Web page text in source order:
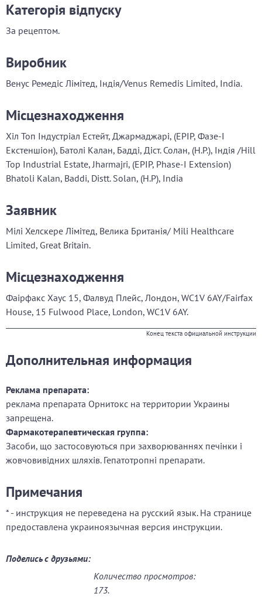
Категорія відпуску
За рецептом.
Виробник
Венус Ремедіс Лімітед, Індія/Venus Remedis Limited, India.
Місцезнаходження
Хіл Топ Індустріал Естейт, Джармаджарі, (ЕРІР, Фазе-І
Екстеншіон), Батолі Калан, Бадді, Діст. Солан, (Н.Р.), Індія /Hill
Top Industrial Estate, Jharmajri, (EPIP, Phase-I Extension)
Bhatoli Kalan, Baddi, Distt. Solan, (H.P), India
Заявник
Мілі Хелскере Лімітед, Велика Британія/ Mili Healthcare
Limited, Great Britain.
Місцезнаходження
Фаірфакс Хаус 15, Фалвуд Плейс, Лондон, WC1V 6AY/Fairfax
House, 15 Fulwood Place, London, WC1V 6AY.
Конец текста официальной инструкции
Дополнительная информация
Реклама препарата:
реклама препарата Орнитокс на территории Украины
запрещена.
Фармакотерапевтическая группа:
Засоби, що застосовуються при захворюваннях печінки і
жовчовивідних шляхів. Гепатотропні препарати.
Примечания
* - инструкция не переведена на русский язык. На странице
предоставлена украиноязычная версия инструкции.
Поделись с друзьями:
Количество просмотров:
173.